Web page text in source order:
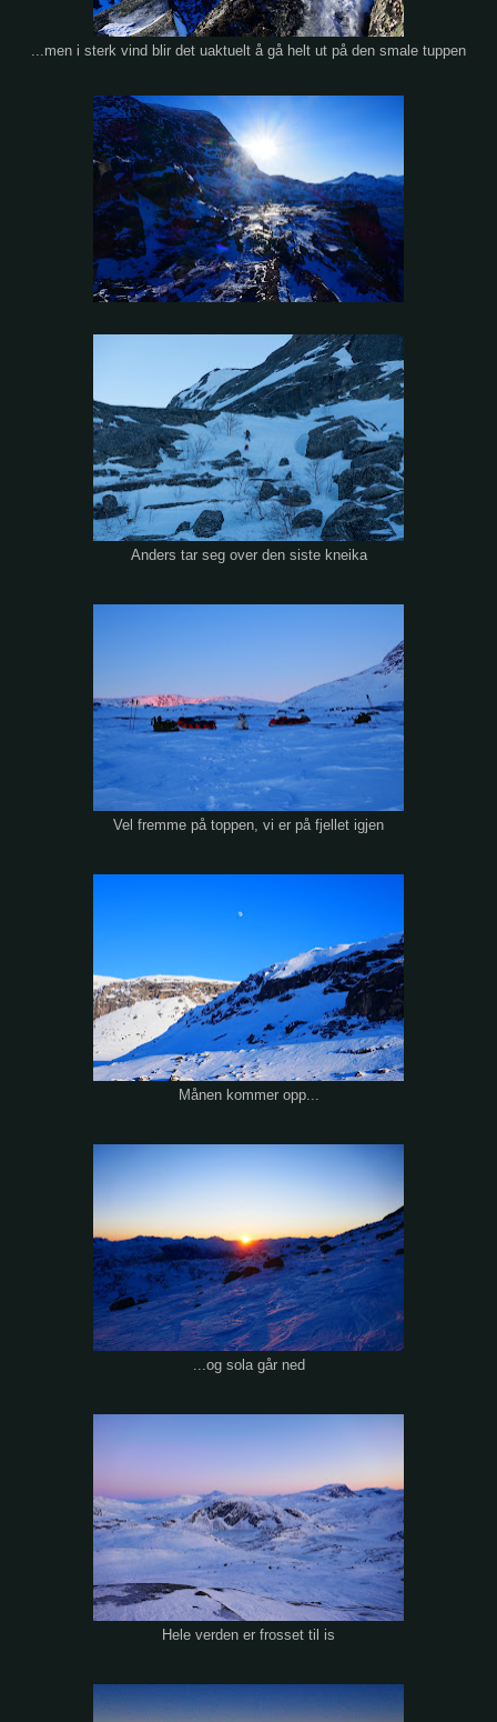
...men i sterk vind blir det uaktuelt å gå helt ut på den smale tuppen
Anders tar seg over den siste kneika
Vel fremme på toppen, vi er på fjellet igjen
Månen kommer opp...
...og sola går ned
Hele verden er frosset til is